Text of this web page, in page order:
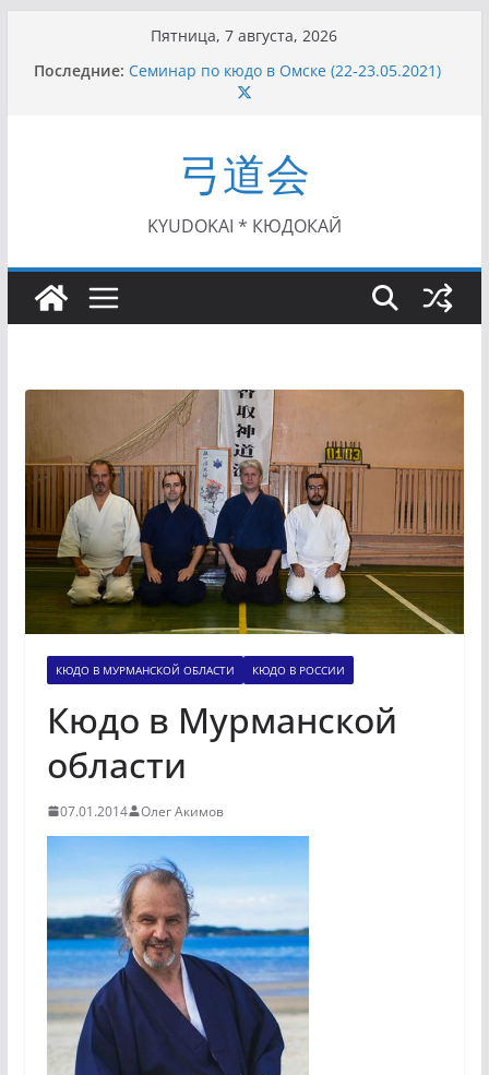
содержимому
Пятница, 7 августа, 2026
Последние: Семинар по кюдо в Омске (22-23.05.2021)
Чемпионат Росcии, Дёмино (2-5.09.2021)
II Кубок Посла Японии в России по Кюдо,
Орёл (25.07.2021)
I этап Кубка Московской области по Кюдо /
Сейдокан II (27.06.2021)
弓道会
KYUDOKAI * КЮДОКАЙ
КЮДО В МУРМАНСКОЙ ОБЛАСТИ КЮДО В РОССИИ
Кюдо в Мурманской
области
07.01.2014 Олег Акимов